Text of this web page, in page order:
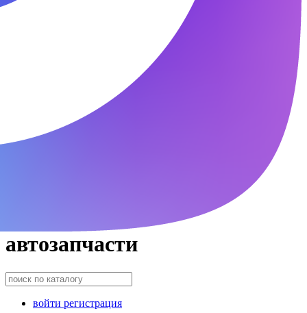
автозапчасти
войти регистрация